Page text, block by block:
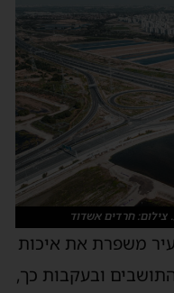
חרדים אשדוד
משפרת את איכות
ובעקבות כך,